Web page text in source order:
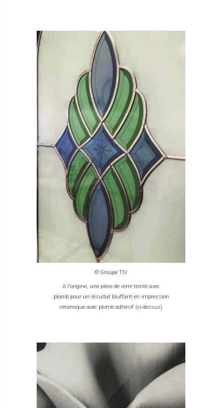
© Groupe TIV
A l'origine, une pièce de verre teinté avec
plomb pour un résultat bluffant en impression
céramique avec plomb adhésif (ci-dessus)